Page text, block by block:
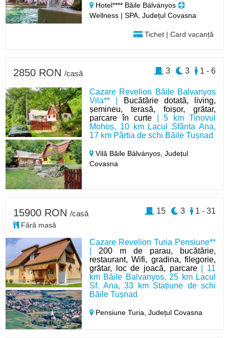
Hotel**** Băile Bálványos
Wellness | SPA, Județul Covasna
Tichet | Card vacanță
Cazare Revelion Băile Balvanyos
Vila** |
Bucătărie dotată, living,
șemineu, terasă, foișor, grătar,
parcare în curte| 5 km Tinovul
Mohoș, 10 km Lacul Sfânta Ana,
17 km Pârtia de schi Băile Tușnad
Vilă Băile Bálványos,Județul
Covasna
2850 RON /casă 1 - 6
3
3
Cazare Revelion Turia Pensiune**
200 m de parau, bucătărie,
restaurant, Wifi, gradina, filegorie,
grătar, loc de joacă, parcare| 11
km Băile Balvanyos, 25 km Lacul
Sf. Ana, 33 km Stațiune de schi
Băile Tușnad
Pensiune Turia,Județul Covasna
15900 RON /casă
Fără masă
1 - 31
3
15